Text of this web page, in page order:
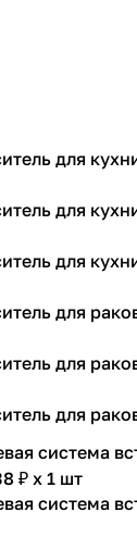
для
для
для
для
для
для
система
₽ x 1 шт
система